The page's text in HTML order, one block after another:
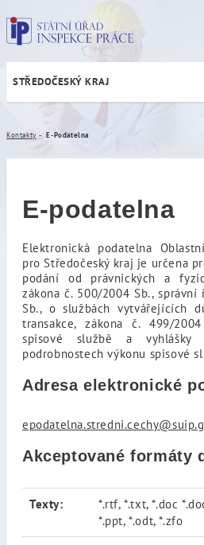
E-Podatelna
STŘEDOČESKÝ KRAJ
Kontakty E-Podatelna
E-podatelna
Elektronická podatelna
pro Středočeský kraj je určena
podání od právnických a
zákona č. 500/2004 Sb., správní
Sb., o službách vytvářejících
transakce, zákona č. 499/
spisové službě a
podrobnostech výkonu spisové
Adresa elektronické
Akceptované formáty
Texty:
*.rtf, *.txt, *.doc
*.ppt, *.odt, *.zfo